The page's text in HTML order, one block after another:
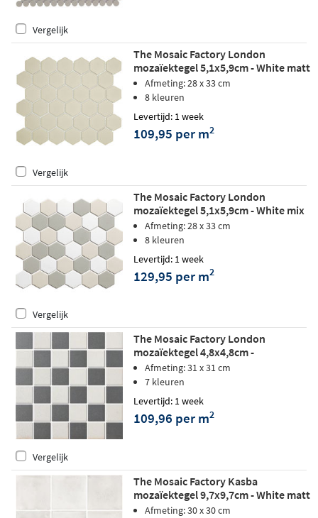
Vergelijk
The Mosaic Factory London
mozaïektegel 5,1x5,9cm - White matt
Afmeting: 28 x 33 cm
8 kleuren
Levertijd: 1 week
109,95 per m2
Vergelijk
The Mosaic Factory London
mozaïektegel 5,1x5,9cm - White mix
mattAfmeting: 28 x 33 cm
8 kleuren
Levertijd: 1 week
129,95 per m2
Vergelijk
The Mosaic Factory London
mozaïektegel 4,8x4,8cm -
Chessboard matt
Afmeting: 31 x 31 cm
7 kleuren
Levertijd: 1 week
109,96 per m2
Vergelijk
The Mosaic Factory Kasba
mozaïektegel 9,7x9,7cm - White matt
Afmeting: 30 x 30 cm